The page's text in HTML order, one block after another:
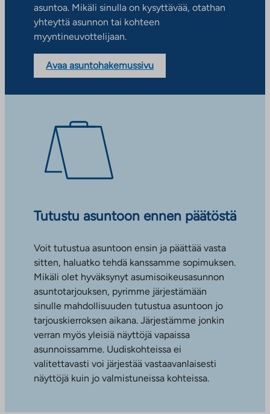
asuntoa. Mikäli sinulla on kysyttävää, otathan
yhteyttä asunnon tai kohteen
myyntineuvottelijaan.
Avaa asuntohakemussivu
Tutustu asuntoon ennen päätöstä
Voit tutustua asuntoon ensin ja päättää vasta
sitten, haluatko tehdä kanssamme sopimuksen.
Mikäli olet hyväksynyt asumisoikeusasunnon
asuntotarjouksen, pyrimme järjestämään
sinulle mahdollisuuden tutustua asuntoon jo
tarjouskierroksen aikana. Järjestämme jonkin
verran myös yleisiä näyttöjä vapaissa
asunnoissamme. Uudiskohteissa ei
valitettavasti voi järjestää vastaavanlaisesti
näyttöjä kuin jo valmistuneissa kohteissa.